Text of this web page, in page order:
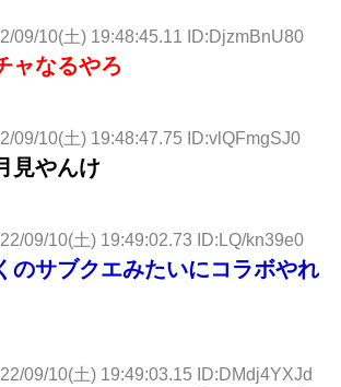
09/10(土) 19:48:45.11 ID:DjzmBnU80
ャなるやろ
09/10(土) 19:48:47.75 ID:vlQFmgSJ0
見やんけ
09/10(土) 19:49:02.73 ID:LQ/kn39e0
のサブクエみたいにコラボやれ
09/10(土) 19:49:03.15 ID:DMdj4YXJd